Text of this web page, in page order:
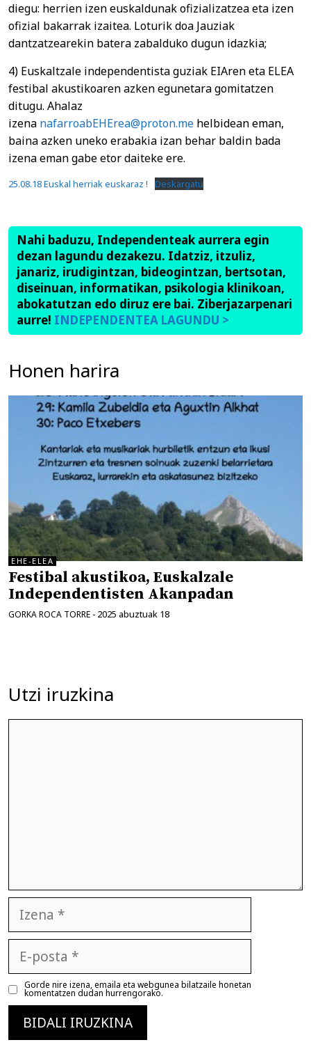
diegu: herrien izen euskaldunak ofizializatzea eta izen
ofizial bakarrak izaitea. Loturik doa Jauziak
dantzatzearekin batera zabalduko dugun idazkia;
4) Euskaltzale independentista guziak EIAren eta ELEA
festibal akustikoaren azken egunetara gomitatzen
ditugu. Ahalaz
izena nafarroabEHErea@proton.me helbidean eman,
baina azken uneko erabakia izan behar baldin bada
izena eman gabe etor daiteke ere.
25.08.18 Euskal herriak euskaraz ! Deskargatu
Nahi baduzu, Independenteak aurrera egin
dezan lagundu dezakezu. Idatziz, itzuliz,
janariz, irudigintzan, bideogintzan, bertsotan,
diseinuan, informatikan, psikologia klinikoan,
abokatutzan edo diruz ere bai. Ziberjazarpenari
aurre! INDEPENDENTEA LAGUNDU >
Honen harira
EHE-ELEA
Festibal akustikoa, Euskalzale
Independentisten Akanpadan
GORKA ROCA TORRE - 2025 abuztuak 18
Utzi iruzkina
posta
Gorde nire izena, emaila eta webgunea bilatzaile honetan
komentatzen dudan hurrengorako.